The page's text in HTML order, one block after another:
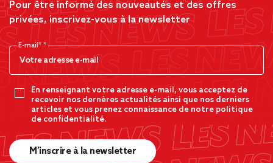
Pour être informé des nouveautés et des offres
privées, inscrivez-vous à la newsletter
E-mail*
En renseignant votre adresse e-mail, vous acceptez de
recevoir nos dernères actualités ainsi que nos derniers
articles et vous prenez connaissance de notre politique
de confidentialité.
M’inscrire à la newsletter